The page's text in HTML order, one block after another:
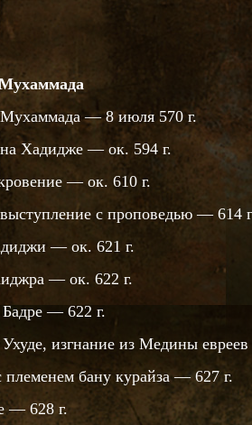
— 8 июля 570 г.
Хадидже — ок. 594 г.
— ок. 610 г.
с проповедью — 614
— ок. 621 г.
— ок. 622 г.
— 622 г.
изгнание из Медины
племенем бану курайза — 627 г.
— 628 г.